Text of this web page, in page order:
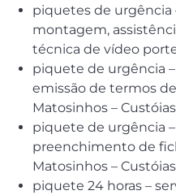
piquetes de urgência
montagem,
técnica de vídeo
piquete de urgência
emissão de termos
Matosinhos – Custóias
piquete de urgência
preenchimento de
Matosinhos – Custóias
piquete 24 horas –